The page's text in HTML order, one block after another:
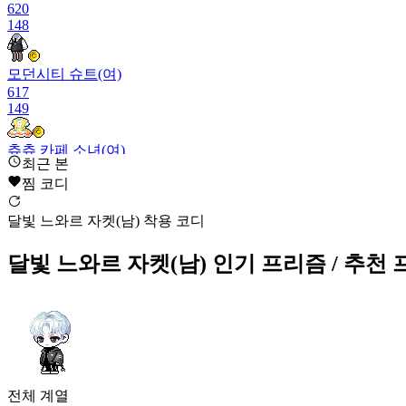
620
148
모던시티 슈트(여)
617
149
츄츄 카페 소녀(여)
615
150
눈사람 옷
151
달빛 느와르 자켓(남)
153
최근 본
찜 코디
달빛 느와르 자켓(남) 착용 코디
달빛 느와르 자켓(남) 인기 프리즘 / 추천
전체 계열